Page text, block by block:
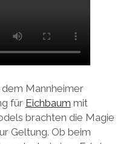
Mannheimer
für Eichbaum mit
brachten die Magie
Geltung. Ob beim